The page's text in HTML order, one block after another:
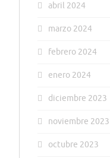
abril 2024
marzo 2024
febrero 2024
enero 2024
diciembre 2023
noviembre 2023
octubre 2023